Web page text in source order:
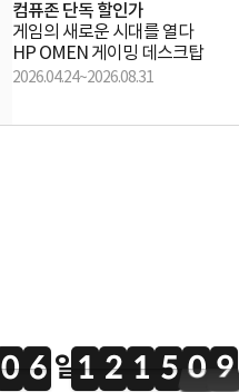
컴퓨존 단독 할인가
게임의 새로운 시대를 열다
HP OMEN 게이밍 데스크탑
2026.04.24~2026.08.31
0
0 6
6 1
1 2
2 1
1 5
5 0
1
0 8
9
8
0
9